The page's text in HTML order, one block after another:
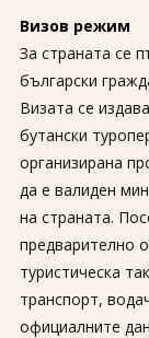
Европа
Северна
Южна
Хотели в
ПРАЗНИЦИ
Великден
Коледа
Нова година
ПОЛЕЗНО
КОНТАКТИ
За нас
Документи
Общи условия
Визов режим
За страната се
български
Визата се
бутански
организирана
да е валиден
на страната.
предварително
туристическа
транспорт,
официалните